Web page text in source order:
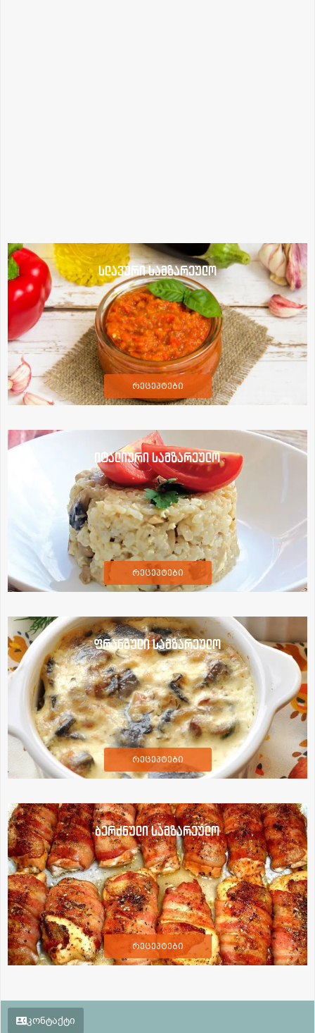
სლავური სამზარეულო
რეცეპტები
იტალიური სამზარეულო
რეცეპტები
ფრანგული სამზარეულო
რეცეპტები
ბერძნული სამზარეულო
რეცეპტები
კონტაქტი